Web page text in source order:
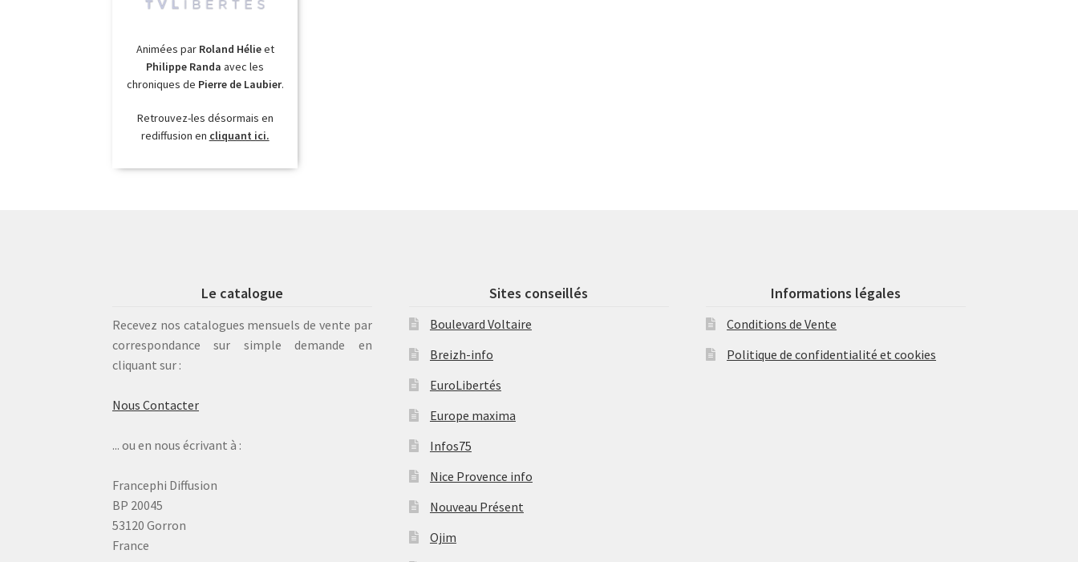
Animées par Roland Hélieet
Philippe Randa avec les
chroniques de Pierre de Laubier.
Retrouvez-les désormais en
rediffusion en cliquant ici.
Le catalogue
Recevez nos catalogues mensuels de vente par
correspondance sur simple demande en
cliquant sur :
Nous Contacter
... ou en nous écrivant à :
Francephi Diffusion
BP 20045
53120 Gorron
France
Sites conseillés
Boulevard Voltaire
Breizh-info
EuroLibertés
Europe maxima
Infos75
Nice Provence info
Nouveau Présent
Ojim
Informations légales
Conditions de Vente
Politique de confidentialité et cookies